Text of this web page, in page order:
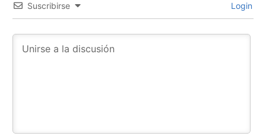
Suscribirse Login